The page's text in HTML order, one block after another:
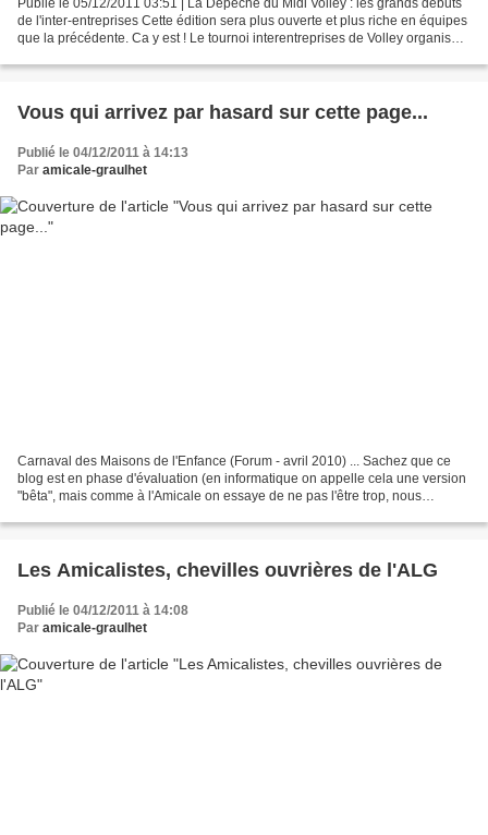
de l'inter-entreprises Cette édition sera plus ouverte et plus riche en équipes
que la précédente. Ca y est ! Le tournoi interentreprises de Volley organisé
Vous qui arrivez par hasard sur cette page...
Publié le 04/12/2011 à 14:13
Par amicale-graulhet
Carnaval des Maisons de l'Enfance (Forum - avril 2010) ... Sachez que ce
blog est en phase d'évaluation (en informatique on appelle cela une version
"bêta", mais comme à l'Amicale on essaye de ne pas l'être trop, nous
Les Amicalistes, chevilles ouvrières de l'ALG
Publié le 04/12/2011 à 14:08
Par amicale-graulhet